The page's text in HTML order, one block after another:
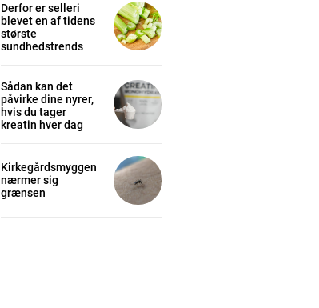
Derfor er selleri
blevet en af tidens
største
sundhedstrends
Sådan kan det
påvirke dine nyrer,
hvis du tager
kreatin hver dag
Kirkegårdsmyggen
nærmer sig
grænsen